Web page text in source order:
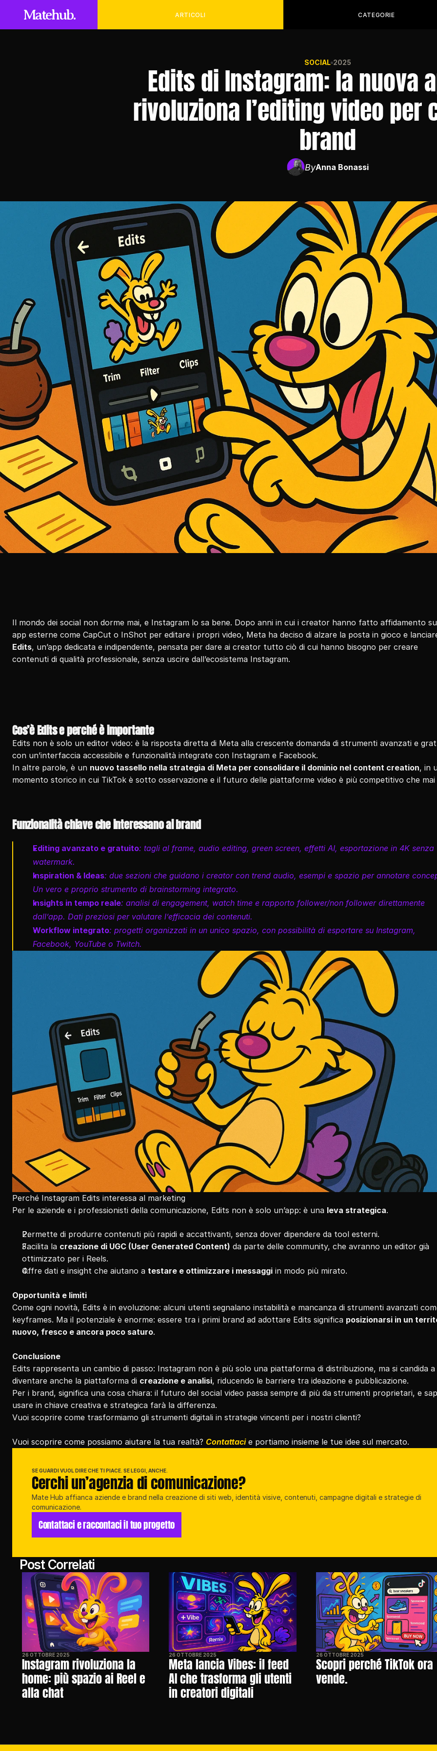
SOCIAL 2025
Edits di Instagram: la nuova
rivoluziona l’editing video per
brand
ByAnna Bonassi
Il mondo dei social non dorme mai, e Instagram lo sa bene. Dopo anni in cui i creator hanno fatto affidamento su
Edits, un’app dedicata e indipendente, pensata per dare ai creator tutto ciò di cui hanno bisogno per creare
contenuti di qualità professionale, senza uscire dall’ecosistema Instagram.
Cos’è Edits e perché è importante
Edits non è solo un editor video: è la risposta diretta di Meta alla crescente domanda di strumenti avanzati e
con un’interfaccia accessibile e funzionalità integrate con Instagram e Facebook.
In altre parole, è un nuovo tassello nella strategia di Meta per consolidare il dominio nel content creation, in
momento storico in cui TikTok è sotto osservazione e il futuro delle piattaforme video è più competitivo che mai
Funzionalità chiave che interessano ai brand
Editing avanzato e gratuito: tagli al frame, audio editing, green screen, effetti AI, esportazione in 4K senza
watermark.
Inspiration & Ideas: due sezioni che guidano i creator con trend audio, esempi e spazio per annotare
Un vero e proprio strumento di brainstorming integrato.
Insights in tempo reale: analisi di engagement, watch time e rapporto follower/non follower direttamente
dall’app. Dati preziosi per valutare l’efficacia dei contenuti.
Workflow integrato: progetti organizzati in un unico spazio, con possibilità di esportare su Instagram,
Facebook, YouTube o Twitch.
Perché Instagram Edits interessa al marketing
Per le aziende e i professionisti della comunicazione, Edits non è solo un’app: è una leva strategica.
Permette di produrre contenuti più rapidi e accattivanti, senza dover dipendere da tool esterni.
Facilita la creazione di UGC (User Generated Content) da parte delle community, che avranno un editor già
ottimizzato per i Reels.
Offre dati e insight che aiutano a testare e ottimizzare i messaggi in modo più mirato.
Opportunità e limiti
Come ogni novità, Edits è in evoluzione: alcuni utenti segnalano instabilità e mancanza di strumenti avanzati
keyframes. Ma il potenziale è enorme: essere tra i primi brand ad adottare Edits significa posizionarsi in un
nuovo, fresco e ancora poco saturo.
Conclusione
Edits rappresenta un cambio di passo: Instagram non è più solo una piattaforma di distribuzione, ma si candida a
diventare anche la piattaforma di creazione e analisi, riducendo le barriere tra ideazione e pubblicazione.
Per i brand, significa una cosa chiara: il futuro del social video passa sempre di più da strumenti proprietari, e
usare in chiave creativa e strategica farà la differenza.
Vuoi scoprire come trasformiamo gli strumenti digitali in strategie vincenti per i nostri clienti?
Vuoi scoprire come possiamo aiutare la tua realtà? Contattaci e portiamo insieme le tue idee sul mercato.
SE GUARDI VUOL DIRE CHE TI PIACE. SE LEGGI, ANCHE.
Cerchi un’agenzia di comunicazione?
Mate Hub affianca aziende e brand nella creazione di siti web, identità visive, contenuti, campagne digitali e strategie di
comunicazione.
Contattaci e raccontaci il tuo progetto
Post Correlati
26 OTTOBRE 2025
Instagram rivoluziona la
home: più spazio ai Reel e
alla chat
26 OTTOBRE 2025
Meta lancia Vibes: il feed
AI che trasforma gli utenti
in creatori digitali
26 OTTOBRE 2025
Scopri perché TikTok ora
vende.
Matehub. ARTICOLI CATEGORIE